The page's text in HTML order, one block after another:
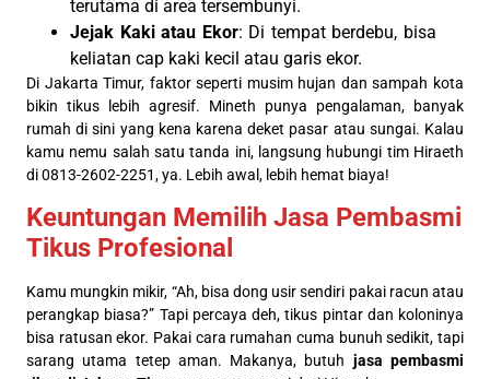
terutama di area tersembunyi.
Jejak Kaki atau Ekor: Di tempat berdebu, bisa
keliatan cap kaki kecil atau garis ekor.
Di Jakarta Timur, faktor seperti musim hujan dan sampah kota
bikin tikus lebih agresif. Mineth punya pengalaman, banyak
rumah di sini yang kena karena deket pasar atau sungai. Kalau
kamu nemu salah satu tanda ini, langsung hubungi tim Hiraeth
di 0813-2602-2251, ya. Lebih awal, lebih hemat biaya!
Keuntungan Memilih Jasa Pembasmi
Tikus Profesional
Kamu mungkin mikir, “Ah, bisa dong usir sendiri pakai racun atau
perangkap biasa?” Tapi percaya deh, tikus pintar dan koloninya
bisa ratusan ekor. Pakai cara rumahan cuma bunuh sedikit, tapi
sarang utama tetep aman. Makanya, butuh jasa pembasmi